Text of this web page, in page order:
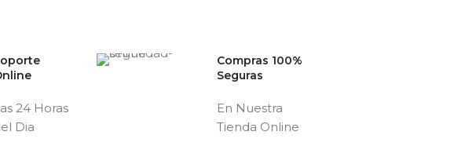
24 Horas
Dia
Compras 100%
Seguras
En Nuestra
Tienda Online